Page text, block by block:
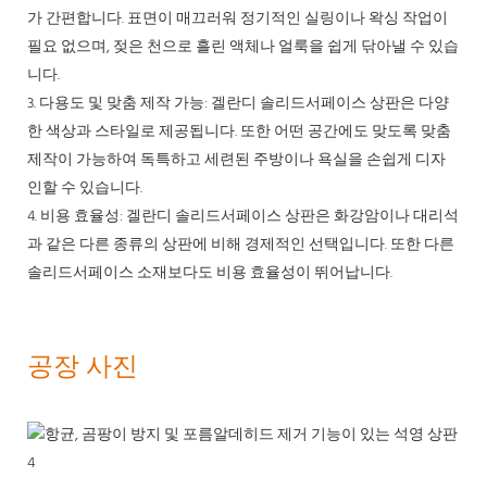
가 간편합니다. 표면이 매끄러워 정기적인 실링이나 왁싱 작업이
필요 없으며, 젖은 천으로 흘린 액체나 얼룩을 쉽게 닦아낼 수 있습
니다.
3. 다용도 및 맞춤 제작 가능: 겔란디 솔리드서페이스 상판은 다양
한 색상과 스타일로 제공됩니다. 또한 어떤 공간에도 맞도록 맞춤
제작이 가능하여 독특하고 세련된 주방이나 욕실을 손쉽게 디자
인할 수 있습니다.
4. 비용 효율성: 겔란디 솔리드서페이스 상판은 화강암이나 대리석
과 같은 다른 종류의 상판에 비해 경제적인 선택입니다. 또한 다른
솔리드서페이스 소재보다도 비용 효율성이 뛰어납니다.
공장 사진